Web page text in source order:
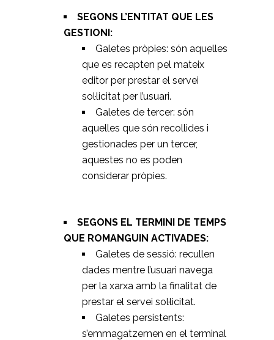
SEGONS L’ENTITAT QUE LES
GESTIONI:
Galetes pròpies: són aquelles
que es recapten pel mateix
editor per prestar el servei
sol·licitat per l’usuari.
Galetes de tercer: són
aquelles que són recollides i
gestionades per un tercer,
aquestes no es poden
considerar pròpies.
SEGONS EL TERMINI DE TEMPS
QUE ROMANGUIN ACTIVADES:
Galetes de sessió: recullen
dades mentre l’usuari navega
per la xarxa amb la finalitat de
prestar el servei sol·licitat.
Galetes persistents:
s’emmagatzemen en el terminal